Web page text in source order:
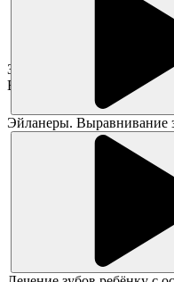
Эйланеры. Выравнивание
Заявка принята!
В ближайшее время